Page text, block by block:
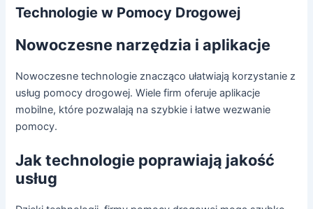
Technologie w Pomocy Drogowej
Nowoczesne narzędzia i aplikacje
Nowoczesne technologie znacząco ułatwiają korzystanie z
usług pomocy drogowej. Wiele firm oferuje aplikacje
mobilne, które pozwalają na szybkie i łatwe wezwanie
pomocy.
Jak technologie poprawiają jakość
usług